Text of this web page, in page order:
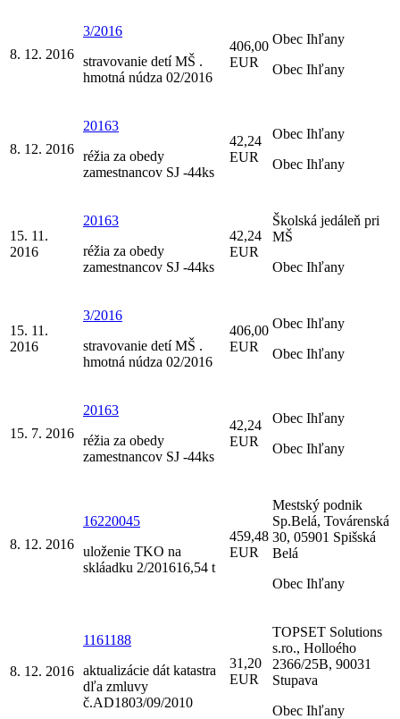
8. 12. 2016
3/2016
stravovanie detí MŠ .
hmotná núdza 02/2016
406,00
EUR
Obec Ihľany
Obec Ihľany
8. 12. 2016
20163
réžia za obedy
zamestnancov SJ -44ks
42,24
EUR
Obec Ihľany
Obec Ihľany
15. 11.
2016
20163
réžia za obedy
zamestnancov SJ -44ks
42,24
EUR
Školská jedáleň pri
MŠ
Obec Ihľany
15. 11.
2016
3/2016
stravovanie detí MŠ .
hmotná núdza 02/2016
406,00
EUR
Obec Ihľany
Obec Ihľany
15. 7. 2016
20163
réžia za obedy
zamestnancov SJ -44ks
42,24
EUR
Obec Ihľany
Obec Ihľany
8. 12. 2016
16220045
uloženie TKO na
skláadku 2/201616,54 t
459,48
EUR
Mestský podnik
Sp.Belá, Továrenská
30, 05901 Spišská
Belá
Obec Ihľany
8. 12. 2016
1161188
aktualizácie dát katastra
dľa zmluvy
č.AD1803/09/2010
31,20
EUR
TOPSET Solutions
s.ro., Holloého
2366/25B, 90031
Stupava
Obec Ihľany